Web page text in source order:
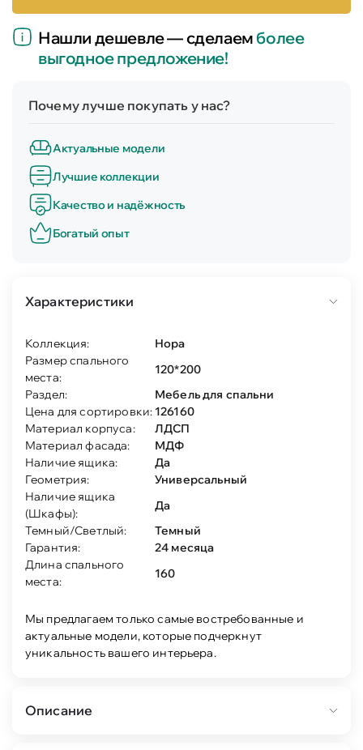
Нашли дешевле — сделаемболее
выгодное предложение!
Почему лучше покупать у нас?
Актуальные модели
Лучшие коллекции
Качество и надёжность
Богатый опыт
Характеристики
Коллекция:
Нора
Размер спального
места:
120*200
Раздел:
Мебель для спальни
Цена для сортировки: 126160
Материал корпуса:
ЛДСП
Материал фасада:
МДФ
Наличие ящика:
Да
Геометрия:
Универсальный
Наличие ящика
(Шкафы):
Да
Темный/Светлый:
Темный
Гарантия:
24 месяца
Длина спального
места:
160
Мы предлагаем только самые востребованные и
актуальные модели, которые подчеркнут
уникальность вашего интерьера.
Описание